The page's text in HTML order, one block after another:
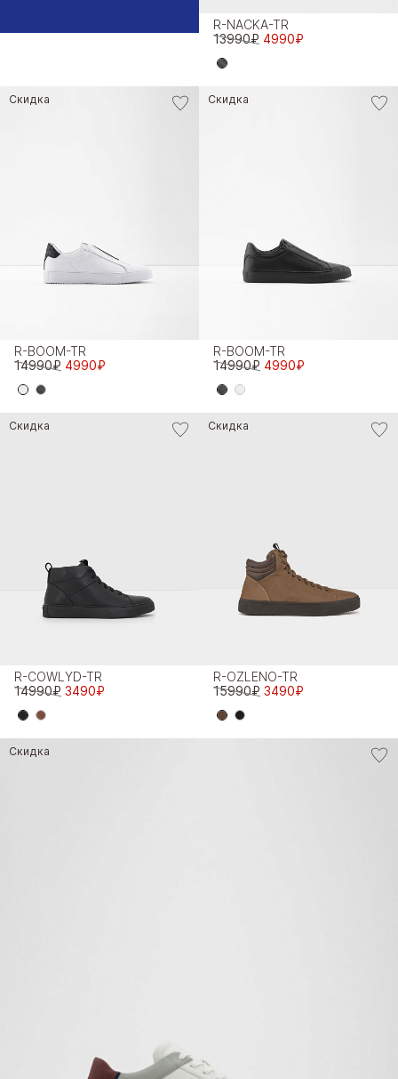
R-NACKA-TR
13990₽ 4990₽
R-BOOM-TR
14990₽ 4990₽
Скидка
R-BOOM-TR
14990₽ 4990₽
Скидка
R-COWLYD-TR
14990₽ 3490₽
Скидка
R-OZLENO-TR
15990₽ 3490₽
Скидка
Скидка